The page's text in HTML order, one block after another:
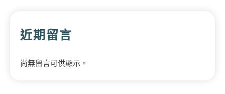
近期留言
尚無留言可供顯示。